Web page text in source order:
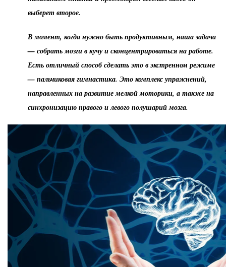
выберет второе.
В момент, когда нужно быть продуктивным, наша задача
— собрать мозги в кучу и сконцентрироваться на работе.
Есть отличный способ сделать это в экстренном режиме
— пальчиковая гимнастика. Это комплекс упражнений,
направленных на развитие мелкой моторики, а также на
синхронизацию правого и левого полушарий мозга.